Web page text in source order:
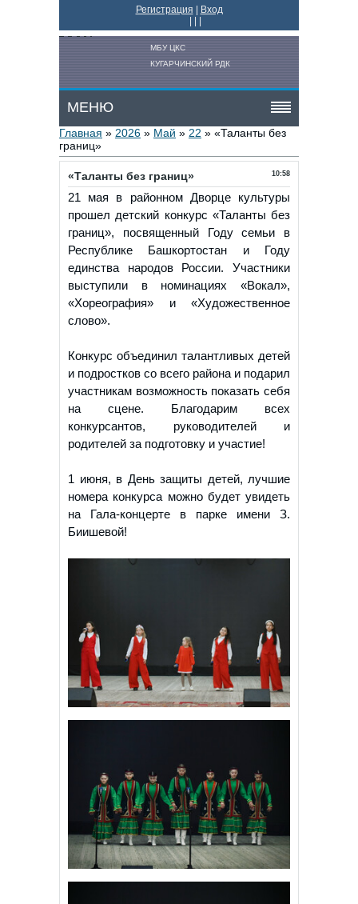
Регистрация
Вход
МБУ ЦКС
КУГАРЧИНСКИЙ РДК
МЕНЮ
Главная » 2026 » Май » 22 » «Таланты без
границ»
10:58
«Таланты без границ»
21 мая в районном Дворце культуры
прошел детский конкурс «Таланты без
границ», посвященный Году семьи в
Республике Башкортостан и Году
единства народов России. Участники
выступили в номинациях «Вокал»,
«Хореография» и «Художественное
слово».
Конкурс объединил талантливых детей
и подростков со всего района и подарил
участникам возможность показать себя
на сцене. Благодарим всех
конкурсантов, руководителей и
родителей за подготовку и участие!
1 июня, в День защиты детей, лучшие
номера конкурса можно будет увидеть
на Гала-концерте в парке имени З.
Биишевой!